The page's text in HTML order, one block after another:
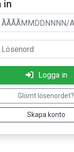
in
Användarnamn
Logga in
Glömt lösenordet?
Skapa konto